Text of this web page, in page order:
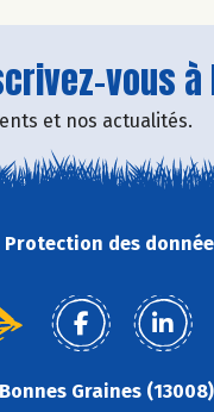
vous
et nos actualités.
Protection des
Graines